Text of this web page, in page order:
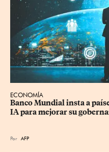
ECONOMÍA
Banco Mundial insta a
IA para mejorar su
Por AFP